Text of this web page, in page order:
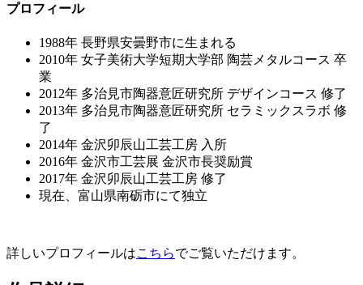
プロフィール
1988年 長野県安曇野市に生まれる
2010年 女子美術大学短期大学部 陶芸メタルコース 卒
業
2012年 多治見市陶器意匠研究所 デザインコース 修了
2013年 多治見市陶器意匠研究所 セラミックスラボ 修
了
2014年 金沢卯辰山工芸工房 入所
2016年 金沢市工芸展 金沢市長奨励賞
2017年 金沢卯辰山工芸工房 修了
現在、富山県南砺市にて独立
詳しいプロフィールはこちらでご覧いただけます。